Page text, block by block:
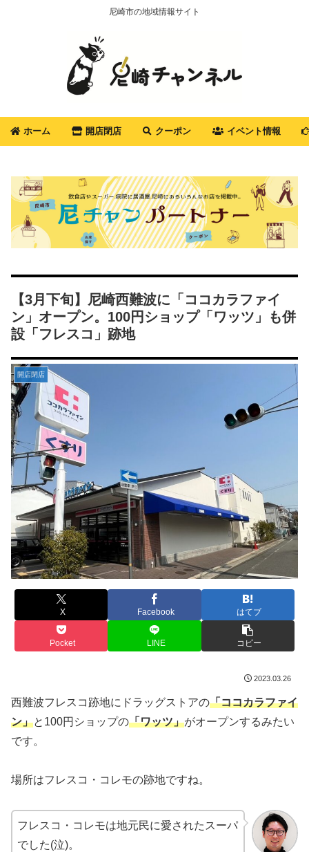
尼崎市の地域情報サイト
ホーム 開店閉店 クーポン イベント情報
【3月下旬】尼崎西難波に「ココカラファイ
ン」オープン。100円ショップ「ワッツ」も併
設「フレスコ」跡地
開店閉店
X Facebook はてブ
Pocket LINE コピー
2023.03.26
西難波フレスコ跡地にドラッグストアの「ココカラファイ
ン」と100円ショップの「ワッツ」がオープンするみたい
です。
場所はフレスコ・コレモの跡地ですね。
フレスコ・コレモは地元民に愛されたスーパ
でした(泣)。